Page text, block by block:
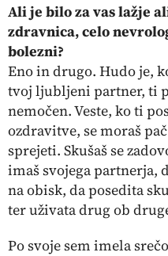
Ali je bilo za vas lažje
zdravnica, celo
bolezni?
Eno in drugo. Hudo je,
tvoj ljubljeni partner, ti
nemočen. Veste, ko ti
ozdravitve, se moraš
sprejeti. Skušaš se
imaš svojega partnerja,
na obisk, da posedita
ter uživata drug ob
Po svoje sem imela